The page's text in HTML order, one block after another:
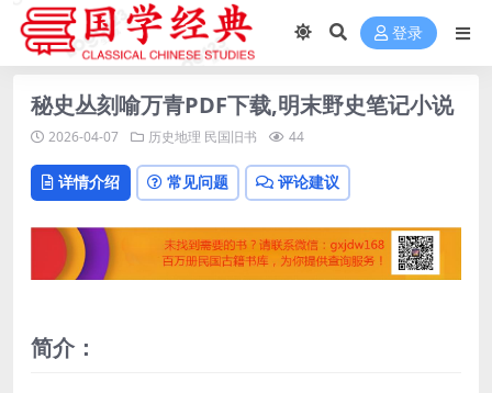
登录
秘史丛刻喻万青PDF下载,明末野史笔记小说
2026-04-07 历史地理 民国旧书 44
详情介绍 常见问题 评论建议
简介：